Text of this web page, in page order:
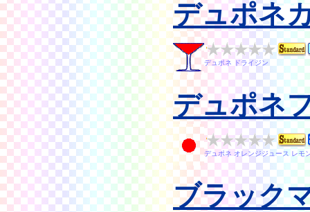
デュポネ
デュポネ ドライジン
デュポネ
デュポネ オレンジジュース レモ
ブラック